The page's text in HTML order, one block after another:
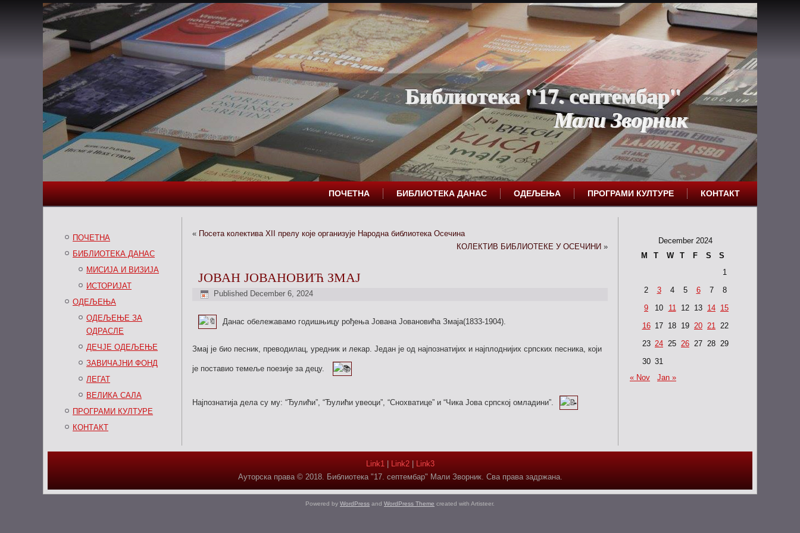
Библиотека "17. септембар"
Мали Зворник
ПОЧЕТНА БИБЛИОТЕКА ДАНАС ОДЕЉЕЊА ПРОГРАМИ КУЛТУРЕ КОНТАКТ
ПОЧЕТНА
БИБЛИОТЕКА ДАНАС
МИСИЈА И ВИЗИЈА
ИСТОРИЈАТ
ОДЕЉЕЊА
ОДЕЉЕЊЕ ЗА
ОДРАСЛЕ
ДЕЧЈЕ ОДЕЉЕЊЕ
ЗАВИЧАЈНИ ФОНД
ЛЕГАТ
ВЕЛИКА САЛА
ПРОГРАМИ КУЛТУРЕ
КОНТАКТ
« Посета колектива XII прелу које организује Народна библиотека Осечина
КОЛЕКТИВ БИБЛИОТЕКЕ У ОСЕЧИНИ »
ЈОВАН ЈОВАНОВИЋ ЗМАЈ
Published December 6, 2024
Данас обележавамо годишњицу рођења Јована Јовановића Змаја(1833-1904).
Змај је био песник, преводилац, уредник и лекар. Један је од најпознатијих и најплоднијих српских песника, који
је поставио темеље поезије за децу.
Најпознатија дела су му: “Ђулићи”, “Ђулићи увеоци”, “Снохватице” и “Чика Јова српској омладини”.
December 2024
M
T W T F S
S
1
2
3 4 5 6 7
8
9
10 11 12 13 14 15
16 17 18 19 20 21 22
23 24 25 26 27 28 29
30 31
« Nov
Jan »
Link1| Link2|
Link3
Ауторска права © 2018. Библиотека "17. септембар" Мали Зворник. Сва права задржана.
Powered by WordPress and WordPress Theme created with Artisteer.